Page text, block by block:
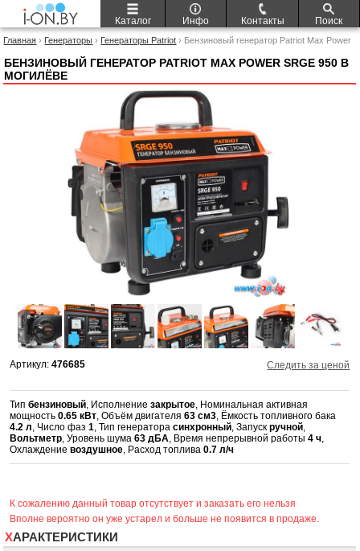
Каталог Инфо Контакты Поиск
Главная › Генераторы › Генераторы Patriot › Бензиновый генератор Patriot Max Power
БЕНЗИНОВЫЙ ГЕНЕРАТОР PATRIOT MAX POWER SRGE 950 В
МОГИЛЁВЕ
Артикул:476685 Следить за ценой
Типбензиновый, Исполнениезакрытое, Номинальная активная
мощность0.65 кВт, Объём двигателя63 см3, Ёмкость топливного бака
4.2 л, Число фаз1, Тип генераторасинхронный, Запускручной,
Вольтметр, Уровень шума63 дБА, Время непрерывной работы4 ч,
Охлаждениевоздушное, Расход топлива0.7 л/ч
К сожалению данный товар отсутствует и заказать его нельзя
Вполне вероятно он уже устарел и больше не появится в продаже.
ХАРАКТЕРИСТИКИ